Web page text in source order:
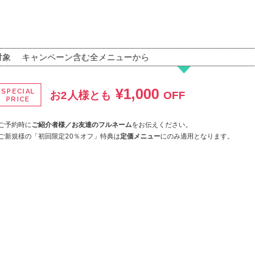
象 キャンペーン含む全メニューから
SPECIAL
PRICE
お2人様とも ¥1,000 OFF
予約時にご紹介者様／お友達のフルネームをお伝えください。
新規様の「初回限定20％オフ」特典は定価メニューにのみ適用となります。